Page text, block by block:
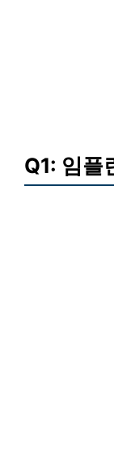
Q1: 임플